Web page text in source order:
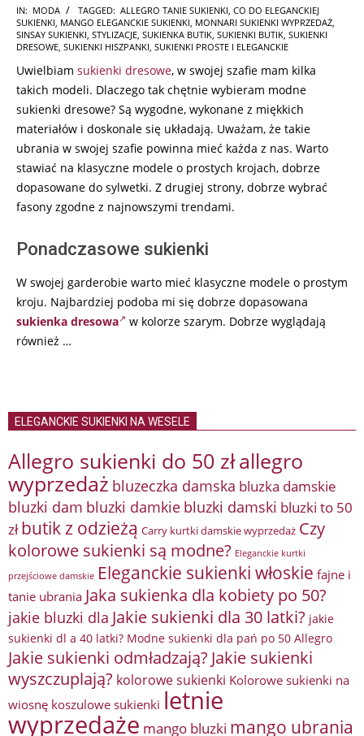
2024-
09-
29
IN: MODA TAGGED: ALLEGRO TANIE SUKIENKI, CO DO ELEGANCKIEJ
SUKIENKI, MANGO ELEGANCKIE SUKIENKI, MONNARI SUKIENKI WYPRZEDAŻ,
SINSAY SUKIENKI, STYLIZACJE, SUKIENKA BUTIK, SUKIENKI BUTIK, SUKIENKI
DRESOWE, SUKIENKI HISZPANKI, SUKIENKI PROSTE I ELEGANCKIE
Uwielbiam sukienki dresowe, w swojej szafie mam kilka
takich modeli. Dlaczego tak chętnie wybieram modne
sukienki dresowe? Są wygodne, wykonane z miękkich
materiałów i doskonale się układają. Uważam, że takie
ubrania w swojej szafie powinna mieć każda z nas. Warto
stawiać na klasyczne modele o prostych krojach, dobrze
dopasowane do sylwetki. Z drugiej strony, dobrze wybrać
fasony zgodne z najnowszymi trendami.
Ponadczasowe sukienki
W swojej garderobie warto mieć klasyczne modele o prostym
kroju. Najbardziej podoba mi się dobrze dopasowana
sukienka dresowa
w kolorze szarym. Dobrze wyglądają
również …
ELEGANCKIE SUKIENKI NA WESELE
Allegro sukienki do 50 złallegro
wyprzedaż bluzeczka damska bluzka damskie
bluzki dam bluzki damkie bluzki damski bluzki to 50
zł butik z odzieżą Carry kurtki damskie wyprzedaż Czy
kolorowe sukienki są modne? Eleganckie kurtki
przejściowe damskie Eleganckie sukienki włoskie fajne i
tanie ubrania Jaka sukienka dla kobiety po 50?
jakie bluzki dla Jakie sukienki dla 30 latki? jakie
sukienki dl a 40 latki? Modne sukienki dla pań po 50 Allegro
Jakie sukienki odmładzają? Jakie sukienki
wyszczuplają? kolorowe sukienki Kolorowe sukienki na
wiosnę koszulowe sukienki letnie
wyprzedaże mango bluzki mango ubrania